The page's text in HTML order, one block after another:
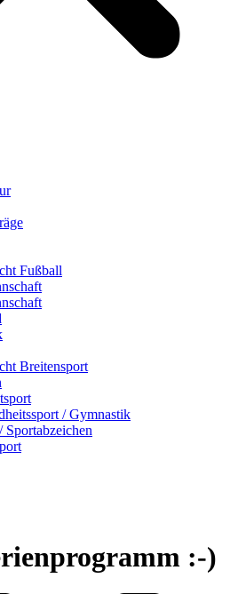
Fußball
Breitensport
/ Gymnastik
Sportabzeichen
:-)